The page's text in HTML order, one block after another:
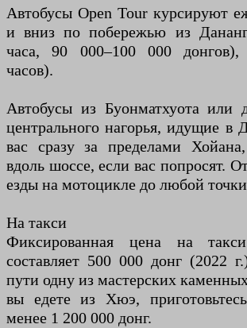
Автобусы Open Tour курсируют
и вниз по побережью из
часа, 90 000–100 000
часов).
Автобусы из Буонматхуота или
центрального нагорья, идущие в
вас сразу за пределами
вдоль шоссе, если вас попросят.
езды на мотоцикле до любой точки
На такси
Фиксированная цена на
составляет 500 000 донг (2022
пути одну из мастерских
вы едете из Хюэ,
менее 1 200 000 донг.